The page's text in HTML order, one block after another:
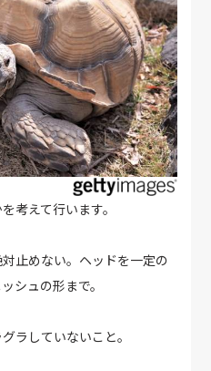
考えて行います。
止めない。ヘッドを一定の
シュの形まで。
ラしていないこと。